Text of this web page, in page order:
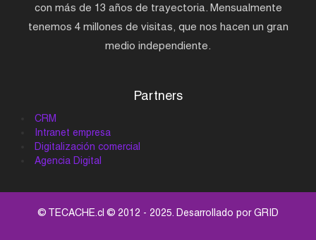
con más de 13 años de trayectoria. Mensualmente
tenemos 4 millones de visitas, que nos hacen un gran
medio independiente.
Partners
CRM
Intranet empresa
Digitalización comercial
Agencia Digital
© TECACHE.cl © 2012 - 2025. Desarrollado porGRID